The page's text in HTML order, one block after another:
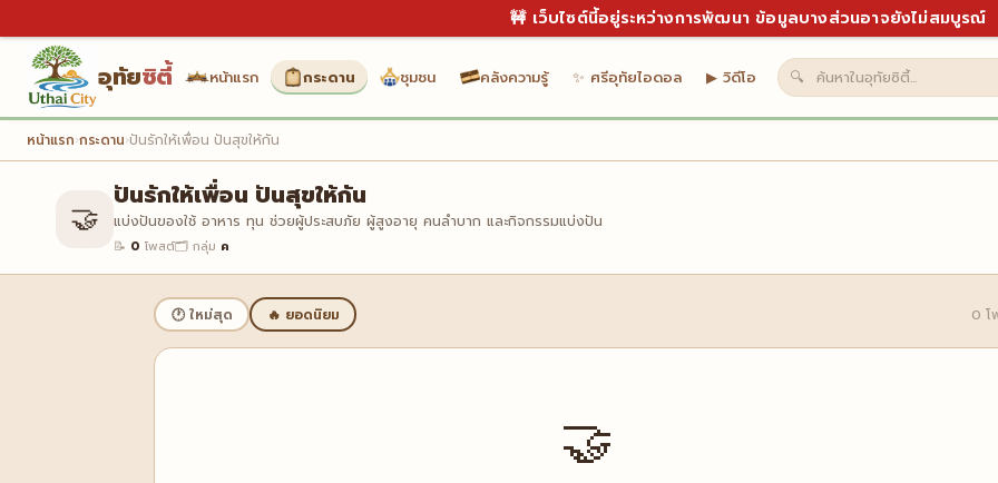
🚧 เว็บไซต์นี้อยู่ระหว่างการพัฒนา ข้อมูลบางส่วนอาจยังไม่สมบูรณ์
อุทัยซิตี้ หน้าแรก กระดาน ชุมชน คลังความรู้ ✨ ศรีอุทัยไอดอล ▶ วิดีโอ 🔍
หน้าแรก›กระดาน›ปันรักให้เพื่อน ปันสุขให้กัน
🤝
ปันรักให้เพื่อน ปันสุขให้กัน
แบ่งปันของใช้ อาหาร ทุน ช่วยผู้ประสบภัย ผู้สูงอายุ คนลำบาก และกิจกรรมแบ่งปัน
📝 0 โพสต์🗂️ กลุ่ม ค
🕐 ใหม่สุด 🔥 ยอดนิยม 0 โ
🤝